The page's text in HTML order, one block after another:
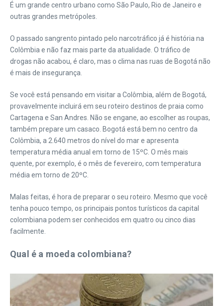
É um grande centro urbano como São Paulo, Rio de Janeiro e
outras grandes metrópoles.
O passado sangrento pintado pelo narcotráfico já é história na
Colômbia e não faz mais parte da atualidade. O tráfico de
drogas não acabou, é claro, mas o clima nas ruas de Bogotá não
é mais de insegurança.
Se você está pensando em visitar a Colômbia, além de Bogotá,
provavelmente incluirá em seu roteiro destinos de praia como
Cartagena e San Andres. Não se engane, ao escolher as roupas,
também prepare um casaco. Bogotá está bem no centro da
Colômbia, a 2.640 metros do nível do mar e apresenta
temperatura média anual em torno de 15ºC. O mês mais
quente, por exemplo, é o mês de fevereiro, com temperatura
média em torno de 20ºC.
Malas feitas, é hora de preparar o seu roteiro. Mesmo que você
tenha pouco tempo, os principais pontos turísticos da capital
colombiana podem ser conhecidos em quatro ou cinco dias
facilmente.
Qual é a moeda colombiana?